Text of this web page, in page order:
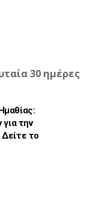
30 ημέρες
για την
το